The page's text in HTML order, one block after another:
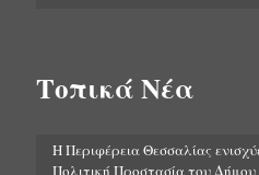
Τοπικά Νέα
Η Περιφέρεια Θεσσαλίας